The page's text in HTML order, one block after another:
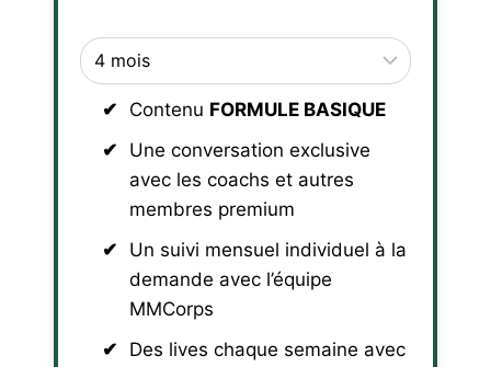
Contenu FORMULE BASIQUE
Une conversation exclusive
avec les coachs et autres
membres premium
Un suivi mensuel individuel à la
demande avec l’équipe
MMCorps
Des lives chaque semaine avec